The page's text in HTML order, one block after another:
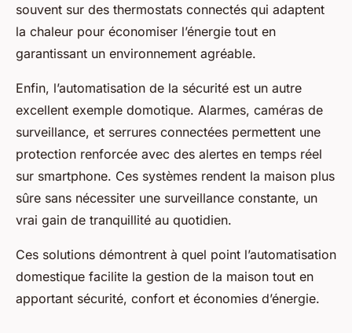
souvent sur des thermostats connectés qui adaptent
la chaleur pour économiser l’énergie tout en
garantissant un environnement agréable.
Enfin, l’automatisation de la sécurité est un autre
excellent exemple domotique. Alarmes, caméras de
surveillance, et serrures connectées permettent une
protection renforcée avec des alertes en temps réel
sur smartphone. Ces systèmes rendent la maison plus
sûre sans nécessiter une surveillance constante, un
vrai gain de tranquillité au quotidien.
Ces solutions démontrent à quel point l’automatisation
domestique facilite la gestion de la maison tout en
apportant sécurité, confort et économies d’énergie.